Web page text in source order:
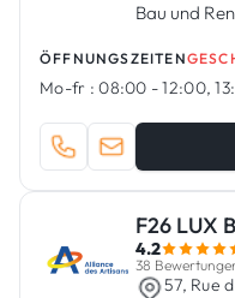
Bau und
ÖFFNUNGSZEITEN
Mo-fr : 08:00 - 12:00,
F26 LUX
4.2
38
57, Rue